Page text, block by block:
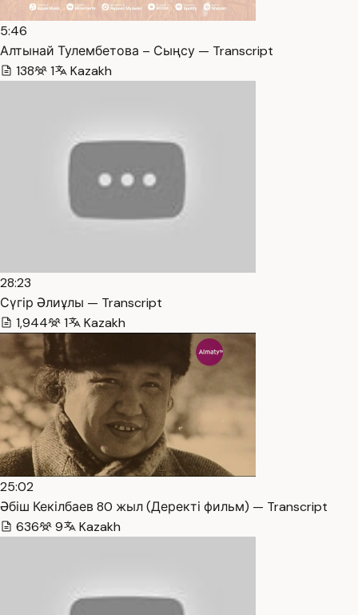
5:46
Алтынай Тулембетова – Сыңсу — Transcript
138
1 Kazakh
28:23
Сүгір Әлиұлы — Transcript
1,944
1 Kazakh
25:02
Әбіш Кекілбаев 80 жыл (Деректі фильм) — Transcript
636
9 Kazakh